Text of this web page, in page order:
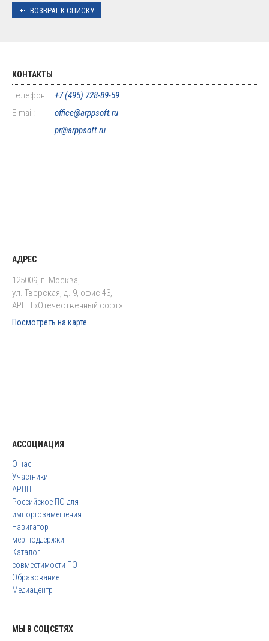
ВОЗВРАТ К СПИСКУ
КОНТАКТЫ
Телефон:
+7 (495) 728-89-59
E-mail:
office@arppsoft.ru
pr@arppsoft.ru
АДРЕС
125009, г. Москва,
ул. Тверская, д. 9, офис 43,
АРПП «Отечественный софт»
Посмотреть на карте
АССОЦИАЦИЯ
О нас
Участники
АРПП
Российское ПО для
импортозамещения
Навигатор
мер поддержки
Каталог
совместимости ПО
Образование
Медиацентр
МЫ В СОЦСЕТЯХ